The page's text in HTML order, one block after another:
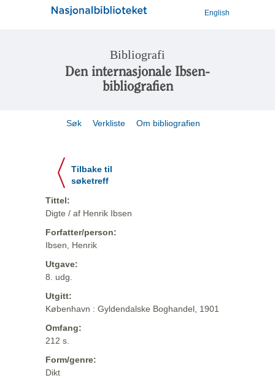
English
Bibliografi
Den internasjonale Ibsen-
bibliografien
Søk Verkliste Om bibliografien
Tilbake til
søketreff
Tittel:
Digte / af Henrik Ibsen
Forfatter/person:
Ibsen, Henrik
Utgave:
8. udg.
Utgitt:
København : Gyldendalske Boghandel, 1901
Omfang:
212 s.
Form/genre:
Dikt